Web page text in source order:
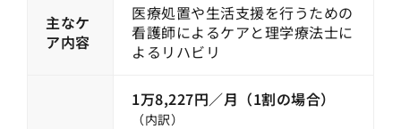
主なケ
ア内容
医療処置や生活支援を行うための
看護師によるケアと理学療法士に
よるリハビリ
1万8,227円／月（1割の場合）
（内訳）